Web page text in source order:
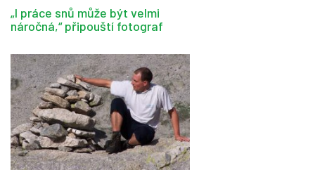
„I práce snů může být velmi
náročná,“ připouští fotograf